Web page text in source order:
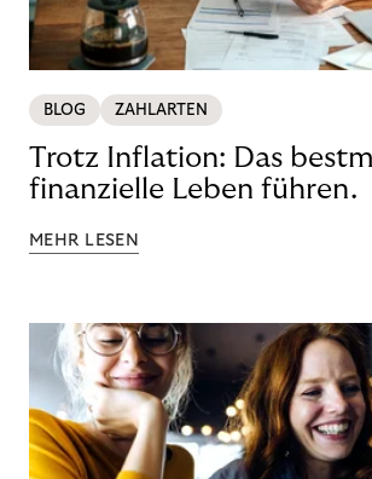
BLOG ZAHLARTEN
Trotz Inflation: Das
finanzielle Leben führen.
MEHR LESEN